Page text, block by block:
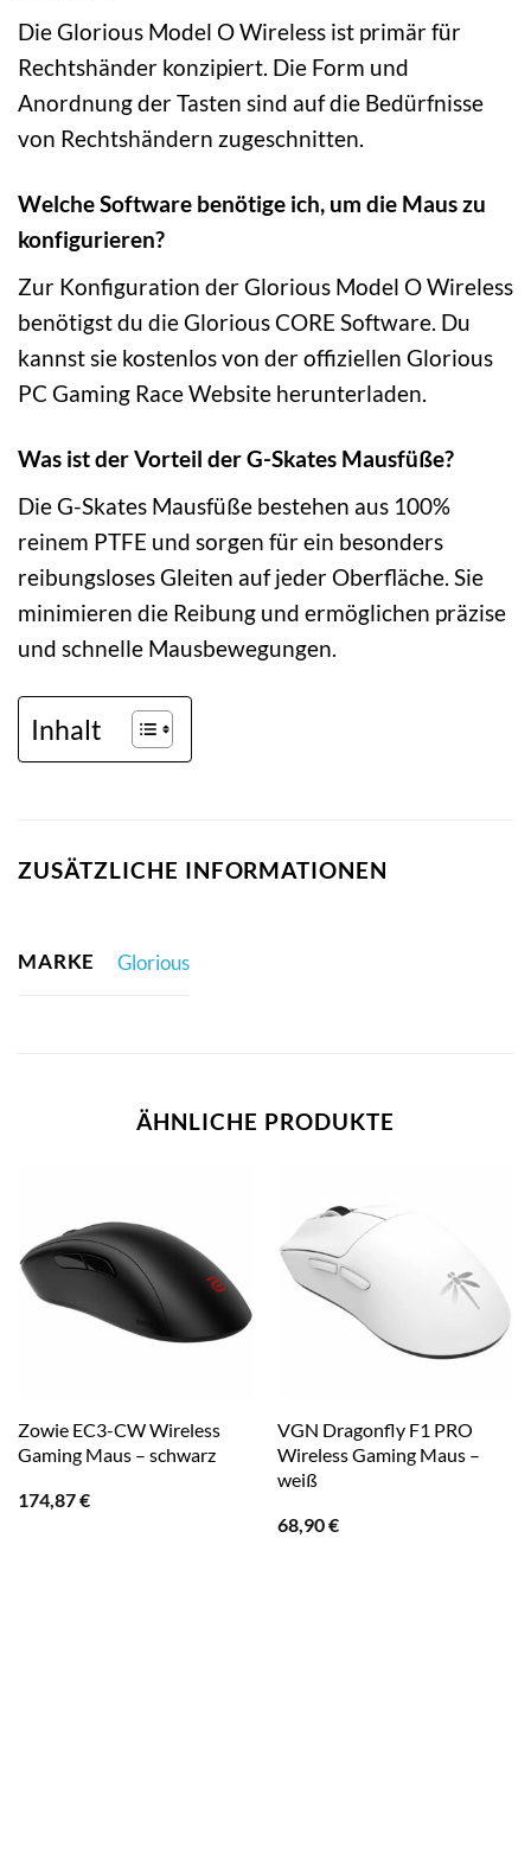
Die Glorious Model O Wireless ist primär für
Rechtshänder konzipiert. Die Form und
Anordnung der Tasten sind auf die Bedürfnisse
von Rechtshändern zugeschnitten.
Welche Software benötige ich, um die Maus zu
konfigurieren?
Zur Konfiguration der Glorious Model O Wireless
benötigst du die Glorious CORE Software. Du
kannst sie kostenlos von der offiziellen Glorious
PC Gaming Race Website herunterladen.
Was ist der Vorteil der G-Skates Mausfüße?
Die G-Skates Mausfüße bestehen aus 100%
reinem PTFE und sorgen für ein besonders
reibungsloses Gleiten auf jeder Oberfläche. Sie
minimieren die Reibung und ermöglichen präzise
und schnelle Mausbewegungen.
Inhalt
ZUSÄTZLICHE INFORMATIONEN
MARKE Glorious
ÄHNLICHE PRODUKTE
Zowie EC3-CW Wireless
Gaming Maus – schwarz
174,87€
VGN Dragonfly F1 PRO
Wireless Gaming Maus –
weiß
68,90€